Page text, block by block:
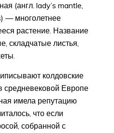
(англ. lady’s mantle,
— многолетнее
растение. Название
складчатые листья,
колдовские
средневековой Европе
имела репутацию
что если
собранной с